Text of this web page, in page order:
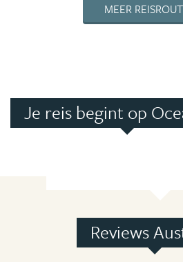
MEER
Je reis begint op
Reviews